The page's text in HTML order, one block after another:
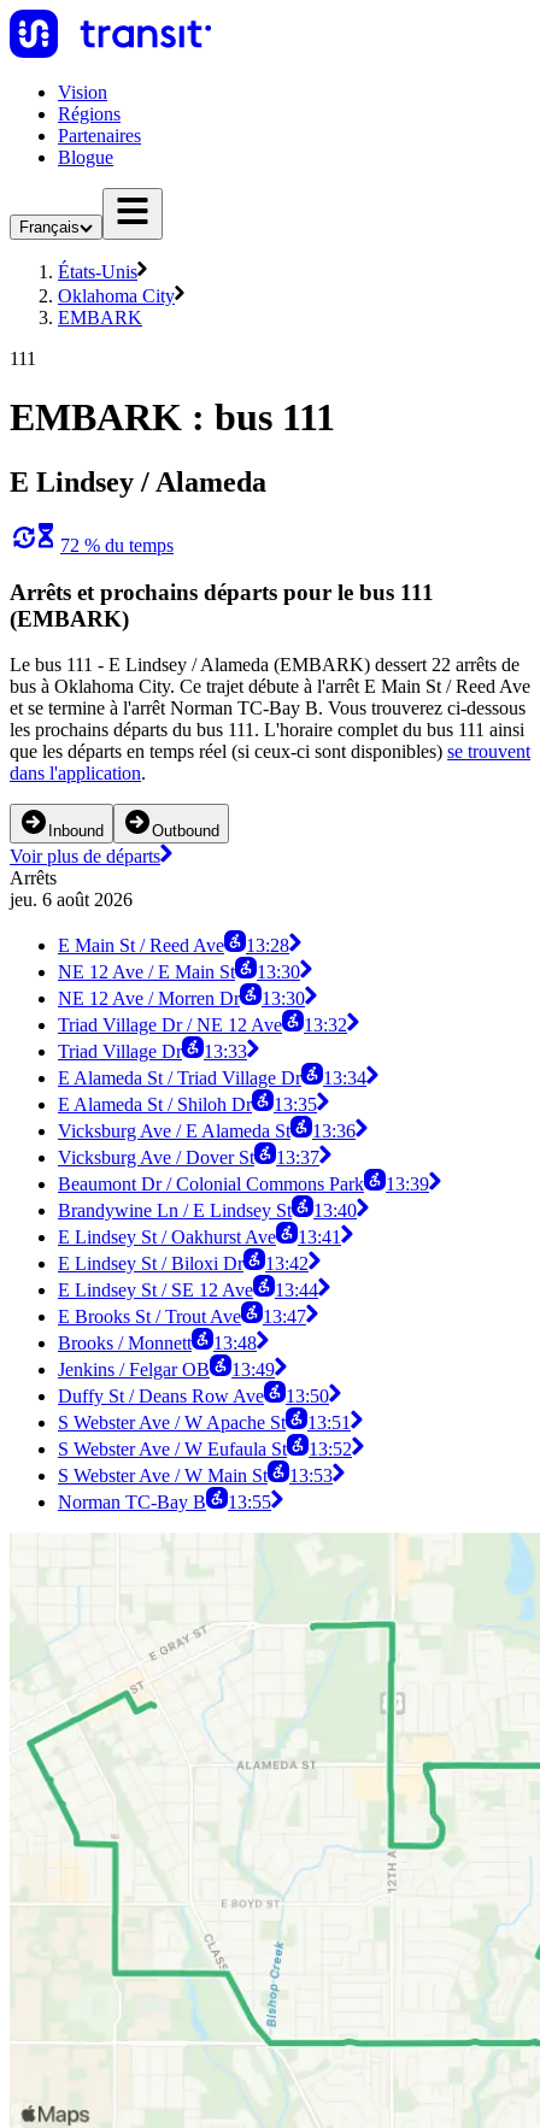
Vision
Régions
Partenaires
Blogue
Français
États-Unis
Oklahoma City
EMBARK
111
EMBARK : bus 111
E Lindsey / Alameda
72 % du temps
Arrêts et prochains départs pour le bus 111
(EMBARK)
Le bus 111 - E Lindsey / Alameda (EMBARK) dessert 22 arrêts de
bus à Oklahoma City. Ce trajet débute à l'arrêt E Main St / Reed Ave
et se termine à l'arrêt Norman TC-Bay B. Vous trouverez ci-dessous
les prochains départs du bus 111. L'horaire complet du bus 111 ainsi
que les départs en temps réel (si ceux-ci sont disponibles) se trouvent
dans l'application.
Inbound Outbound
Voir plus de départs
Arrêts
jeu. 6 août 2026
E Main St / Reed Ave
13:28
NE 12 Ave / E Main St
13:30
NE 12 Ave / Morren Dr
13:30
Triad Village Dr / NE 12 Ave
13:32
Triad Village Dr
13:33
E Alameda St / Triad Village Dr
13:34
E Alameda St / Shiloh Dr
13:35
Vicksburg Ave / E Alameda St
13:36
Vicksburg Ave / Dover St
13:37
Beaumont Dr / Colonial Commons Park
13:39
Brandywine Ln / E Lindsey St
13:40
E Lindsey St / Oakhurst Ave
13:41
E Lindsey St / Biloxi Dr
13:42
E Lindsey St / SE 12 Ave
13:44
E Brooks St / Trout Ave
13:47
Brooks / Monnett
13:48
Jenkins / Felgar OB
13:49
Duffy St / Deans Row Ave
13:50
S Webster Ave / W Apache St
13:51
S Webster Ave / W Eufaula St
13:52
S Webster Ave / W Main St
13:53
Norman TC-Bay B
13:55